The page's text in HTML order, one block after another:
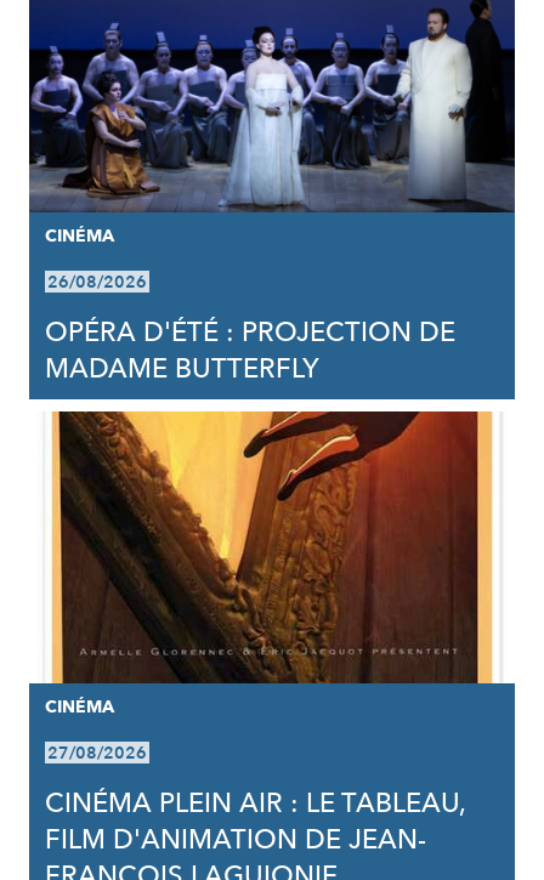
CINÉMA
26/08/2026
OPÉRA D'ÉTÉ : PROJECTION DE
MADAME BUTTERFLY
CINÉMA
27/08/2026
CINÉMA PLEIN AIR : LE TABLEAU,
FILM D'ANIMATION DE JEAN-